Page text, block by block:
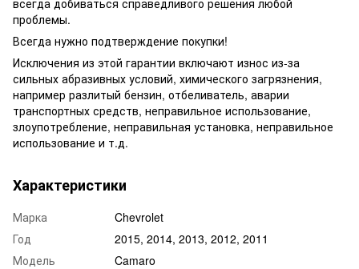
проблемы.
Всегда нужно подтверждение покупки!
Исключения из этой гарантии включают износ из-за
сильных абразивных условий, химического загрязнения,
например разлитый бензин, отбеливатель, аварии
транспортных средств, неправильное использование,
злоупотребление, неправильная установка, неправильное
использование и т.д.
Характеристики
Марка
Chevrolet
Год
2015, 2014, 2013, 2012, 2011
Модель
Camaro